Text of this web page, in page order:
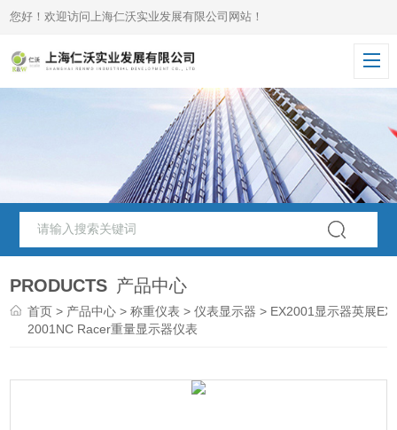
您好！欢迎访问上海仁沃实业发展有限公司网站！
PRODUCTS 产品中心
首页 > 产品中心 >称重仪表 >仪表显示器 > EX2001显示器英展EX-
2001NC Racer重量显示器仪表